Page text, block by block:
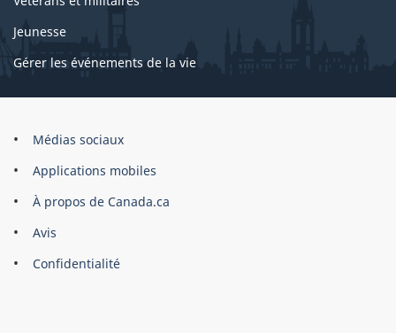
Jeunesse
Gérer les événements de la vie
Organisation
gouvernement
du
Canada
Médias sociaux
Applications mobiles
À propos de Canada.ca
Avis
Confidentialité